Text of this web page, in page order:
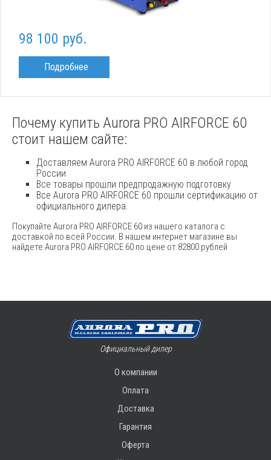
98 100 руб.
Подробнее
Почему купить Aurora PRO AIRFORCE 60
стоит нашем сайте:
Доставляем Aurora PRO AIRFORCE 60 в любой город
России
Все товары прошли предпродажную подготовку
Все Aurora PRO AIRFORCE 60 прошли сертификацию от
официального дилера.
Покупайте Aurora PRO AIRFORCE 60 из нашего каталога с
доставкой по всей России. В нашем интернет магазине вы
найдете Aurora PRO AIRFORCE 60 по цене от 82800 рублей
Официальный дилер
О компании
Оплата
Доставка
Гарантия
Оферта